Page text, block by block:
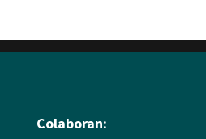
Colaboran: